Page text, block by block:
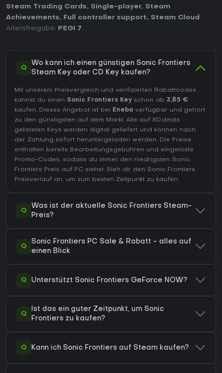
Steam Trading Cards, Single-player, Steam
Achievements, Full controller support, Steam Cloud .
Altersfreigabe:
PEGI 7.
Q
Wo kann ich einen günstigen Sonic Frontiers
Steam Key oder CD Key kaufen?
Mit unserem Preisvergleich und verifizierten Rabattcodes
kannst du einen Sonic Frontiers Key schon ab 3,85 €
kaufen. Dieses Angebot ist bei Eneba verfügbar und gehört
zu den günstigsten auf dem Markt. Alle auf XD.deals
gelisteten Keys werden digital geliefert und können nach
der Zahlung sofort heruntergeladen werden. Die Preise
enthalten bereits Bearbeitungsgebühren und eingelöste
Promo-Codes, sodass du immer den niedrigsten Sonic
Frontiers Preis auf PC siehst. Sieh dir den Sonic Frontiers
Preisverlauf an, um zum besten Zeitpunkt zu kaufen.
Q
Was ist der aktuelle Sonic Frontiers Steam-
Preis?
Q
Sonic Frontiers PC Sale & Rabatt - alles auf
einen Blick
Q Unterstützt Sonic Frontiers GeForce NOW?
Q
Ist das ein guter Zeitpunkt, um Sonic
Frontiers zu kaufen?
Q Kann ich Sonic Frontiers auf Steam kaufen?